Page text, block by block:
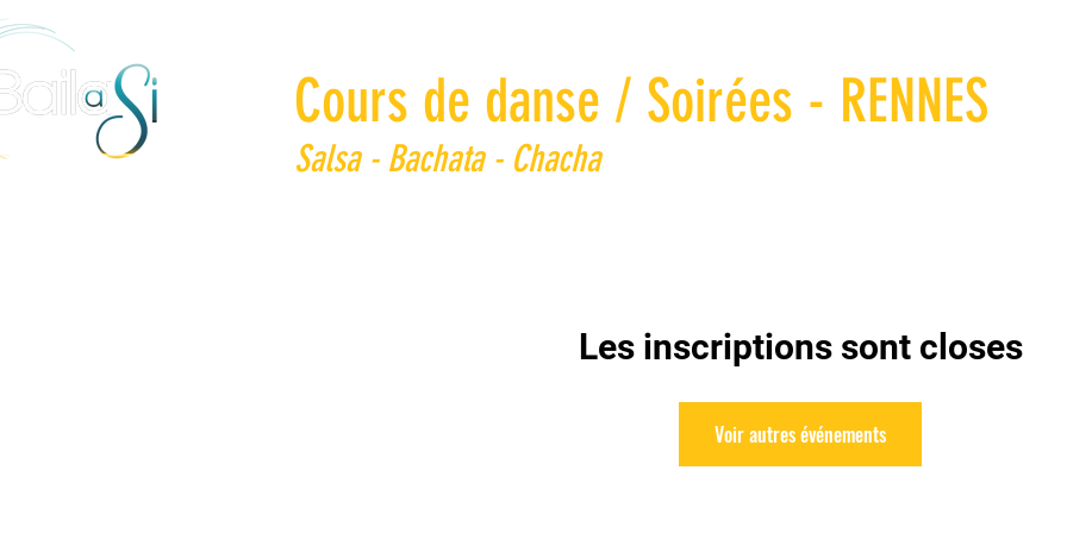
Cours de danse / Soirées - RENNES
Salsa - Bachata - Chacha
Les inscriptions sont closes
Voir autres événements